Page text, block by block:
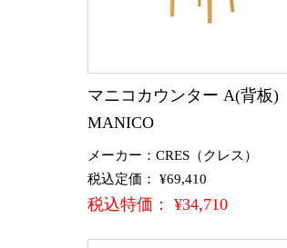
マニコカウンター A(背板)
MANICO
メーカー：CRES（クレス）
税込定価： ¥69,410
税込特価： ¥34,710